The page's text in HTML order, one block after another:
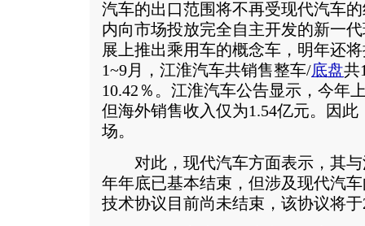
汽车的出口范围将不再受现代汽车
内向市场投放完全自主开发的新一
展上推出乘用车的概念车，明年还
1~9月，江淮汽车共销售整车/底盘共
10.42％。江淮汽车公告显示，今年
但海外销售收入仅为1.54亿元。因
场。
对此，现代汽车方面表示，其与
年年底已基本结束，但涉及现代汽
技术协议目前尚未结束，该协议将